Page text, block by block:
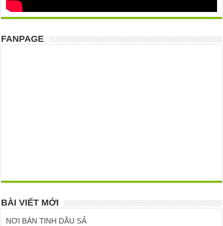
FANPAGE
BÀI VIẾT MỚI
NƠI BÁN TINH DẦU SẢ